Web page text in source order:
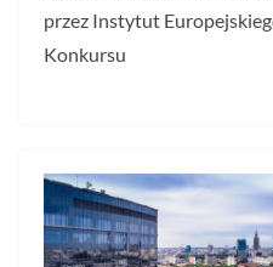
przez Instytut
Konkursu